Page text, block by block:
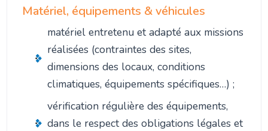
Matériel, équipements & véhicules
matériel entretenu et adapté aux missions
réalisées (contraintes des sites,
dimensions des locaux, conditions
climatiques, équipements spécifiques…) ;
vérification régulière des équipements,
dans le respect des obligations légales et